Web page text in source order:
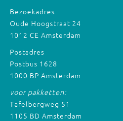
Bezoekadres
Oude Hoogstraat 24
1012 CE Amsterdam
Postadres
Postbus 1628
1000 BP Amsterdam
voor pakketten:
Tafelbergweg 51
1105 BD Amsterdam